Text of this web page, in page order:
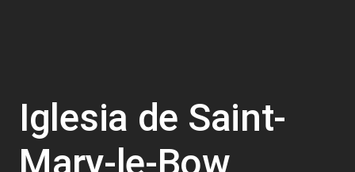
Iglesia de Saint-
Mary-le-Bow